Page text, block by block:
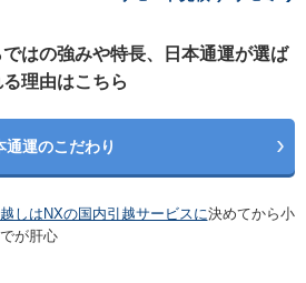
はの強みや特長、日本通運が選ば
理由はこちら
通運のこだわり
しはNXの国内引越サービスに決めてから小
が肝心